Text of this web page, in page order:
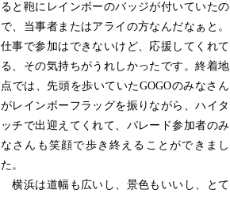
ると鞄にレインボーのバッジが付いていたの
で、当事者またはアライの方なんだなぁと。
仕事で参加はできないけど、応援してくれて
る、その気持ちがうれしかったです。終着地
点では、先頭を歩いていたGOGOのみなさん
がレインボーフラッグを振りながら、ハイタ
ッチで出迎えてくれて、パレード参加者のみ
なさんも笑顔で歩き終えることができまし
た。
横浜は道幅も広いし、景色もいいし、とて